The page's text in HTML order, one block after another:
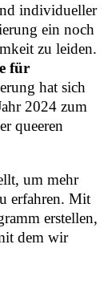
individueller
ein noch
zu leiden.
für
hat sich
2024 zum
queeren
um mehr
erfahren. Mit
erstellen,
dem wir